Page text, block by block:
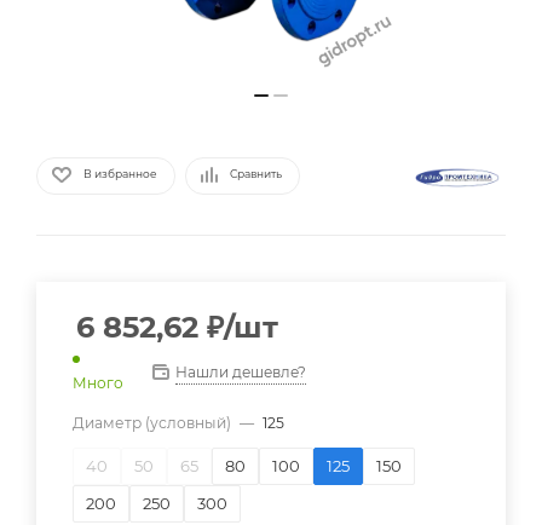
В избранное Сравнить
6 852,62 ₽/шт
Много
Нашли дешевле?
Диаметр (условный) — 125
40 50 65 80 100 125
150
200
250 300